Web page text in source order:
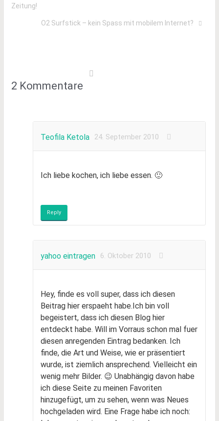
Zeitung!
O2 Surfstick – kein Spass mit mobilem Internet?
2 Kommentare
Teofila Ketola 24. September 2010
Ich liebe kochen, ich liebe essen. 🙂
Reply
yahoo eintragen 6. Oktober 2010
Hey, finde es voll super, dass ich diesen
Beitrag hier erspaeht habe.Ich bin voll
begeistert, dass ich diesen Blog hier
entdeckt habe. Will im Vorraus schon mal fuer
diesen anregenden Eintrag bedanken. Ich
finde, die Art und Weise, wie er präsentiert
wurde, ist ziemlich ansprechend. Vielleicht ein
wenig mehr Bilder. 😉 Unabhängig davon habe
ich diese Seite zu meinen Favoriten
hinzugefügt, um zu sehen, wenn was Neues
hochgeladen wird. Eine Frage habe ich noch: